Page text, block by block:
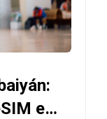
en